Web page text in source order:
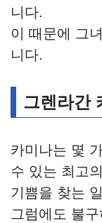
니다.
이 때문에 그
니다.
그렌라간
카미나는 몇
수 있는 최고
기쁨을 찾는
그럼에도 불